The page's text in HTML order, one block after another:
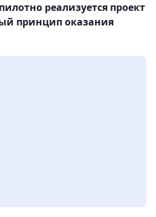
реализуется проект
принцип оказания